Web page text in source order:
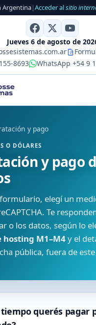
Argentina|Acceder alsitio
Jueves 6 de agosto de
8693
WhatsApp +54 9
y pago
O DÓLARES
y pago
elegí un
Te
o los datos, según lo
hosting M1–M4y el
pública, fuera de
querés pagar